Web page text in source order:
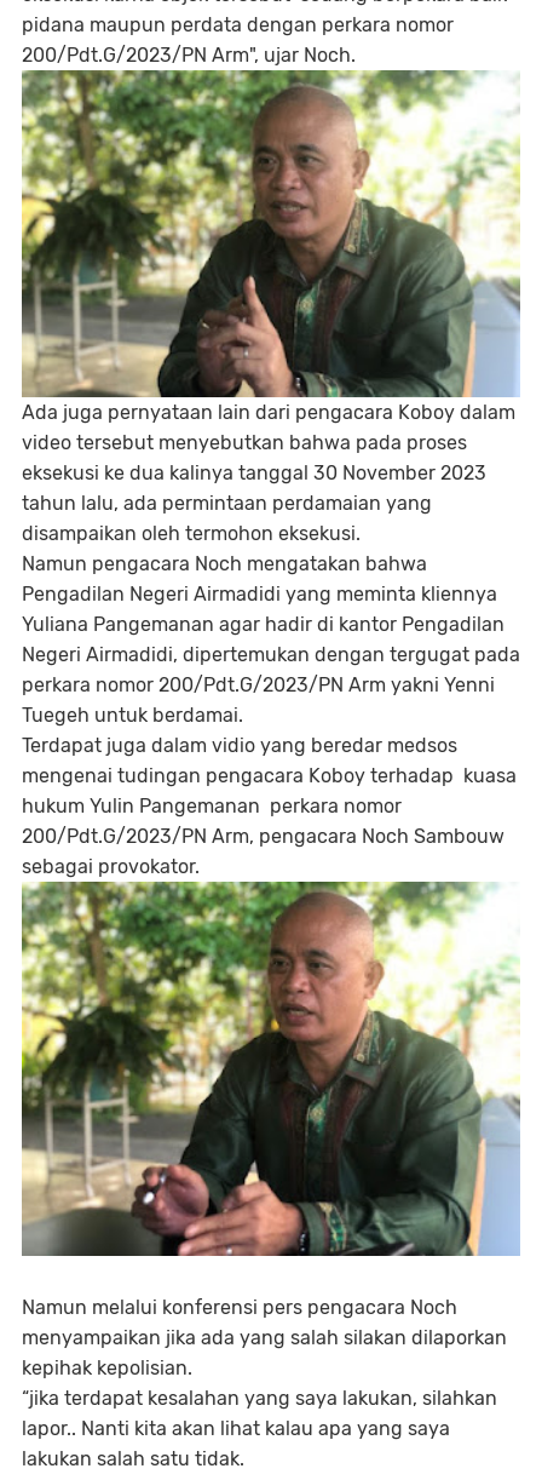
pidana maupun perdata dengan perkara nomor
200/Pdt.G/2023/PN Arm", ujar Noch.
Ada juga pernyataan lain dari pengacara Koboy dalam
video tersebut menyebutkan bahwa pada proses
eksekusi ke dua kalinya tanggal 30 November 2023
tahun lalu, ada permintaan perdamaian yang
disampaikan oleh termohon eksekusi.
Namun pengacara Noch mengatakan bahwa
Pengadilan Negeri Airmadidi yang meminta kliennya
Yuliana Pangemanan agar hadir di kantor Pengadilan
Negeri Airmadidi, dipertemukan dengan tergugat pada
perkara nomor 200/Pdt.G/2023/PN Arm yakni Yenni
Tuegeh untuk berdamai.
Terdapat juga dalam vidio yang beredar medsos
mengenai tudingan pengacara Koboy terhadap kuasa
hukum Yulin Pangemanan perkara nomor
200/Pdt.G/2023/PN Arm, pengacara Noch Sambouw
sebagai provokator.
Namun melalui konferensi pers pengacara Noch
menyampaikan jika ada yang salah silakan dilaporkan
kepihak kepolisian.
“jika terdapat kesalahan yang saya lakukan, silahkan
lapor.. Nanti kita akan lihat kalau apa yang saya
lakukan salah satu tidak.